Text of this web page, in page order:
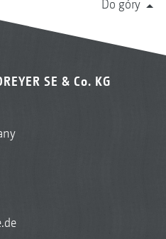
Do góry
SE & Co. KG